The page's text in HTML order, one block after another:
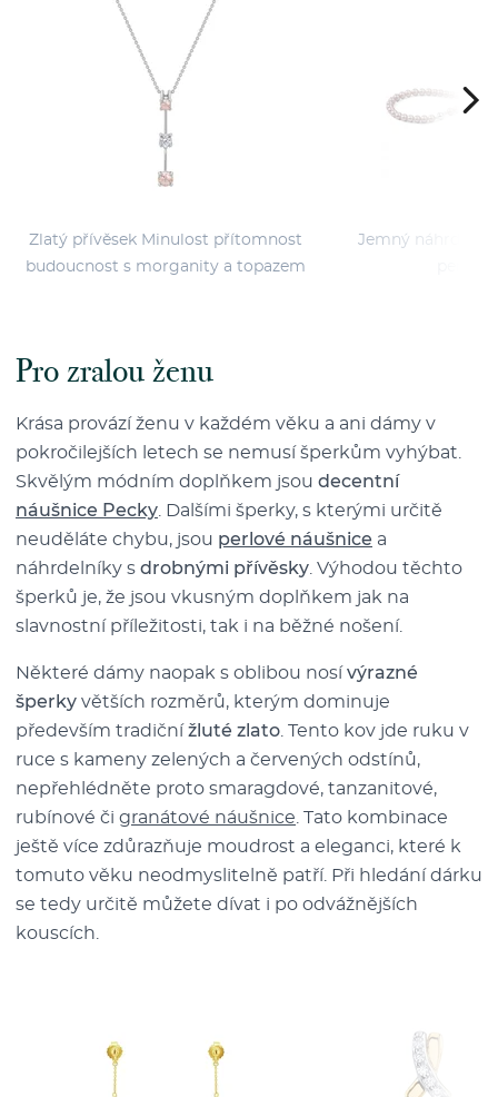
Zlatý přívěsek Minulost přítomnost
budoucnost s morganity a topazem
Jemný
Pro zralou ženu
Krása provází ženu v každém věku a ani dámy v
pokročilejších letech se nemusí šperkům vyhýbat.
Skvělým módním doplňkem jsou decentní
náušnice Pecky . Dalšími šperky, s kterými určitě
neuděláte chybu, jsou perlové náušnice a
náhrdelníky s drobnými přívěsky . Výhodou těchto
šperků je, že jsou vkusným doplňkem jak na
slavnostní příležitosti, tak i na běžné nošení.
Některé dámy naopak s oblibou nosí výrazné
šperky větších rozměrů, kterým dominuje
především tradiční žluté zlato . Tento kov jde ruku v
ruce s kameny zelených a červených odstínů,
nepřehlédněte proto smaragdové, tanzanitové,
rubínové či granátové náušnice . Tato kombinace
ještě více zdůrazňuje moudrost a eleganci, které k
tomuto věku neodmyslitelně patří. Při hledání dárku
se tedy určitě můžete dívat i po odvážnějších
kouscích.